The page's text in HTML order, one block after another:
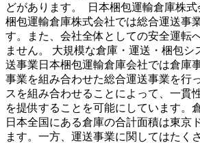
どがあります。 日本梱包運輸倉庫株
梱包運輸倉庫株式会社では総合運送事
す。また、会社全体としての安全運転
ません。 大規模な倉庫・運送・梱包シ
送事業日本梱包運輸倉庫会社では倉庫
事業を組み合わせた総合運送事業を行
スを組み合わせることによって、一貫
を提供することを可能にしています。
日本全国にある倉庫の合計面積は東京
ます。一方、運送事業に関してはたく